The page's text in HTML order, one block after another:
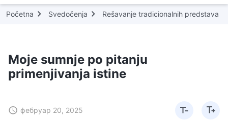
Početna Svedočenja Rešavanje tradicionalnih predstava
Moje sumnje po pitanju
primenjivanja istine
фебруар 20, 2025